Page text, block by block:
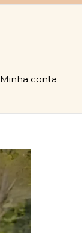
Minha conta